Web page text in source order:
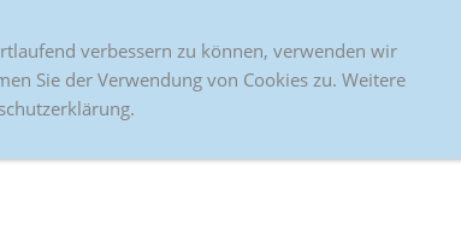
verbessern zu können, verwenden wir
Sie der Verwendung von Cookies zu. Weitere